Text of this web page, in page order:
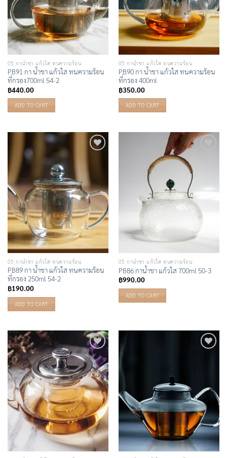
05 กาน้ำชา แก้วใส ทนความร้อน
PB91 กา น้ำชา แก้วใส ทนความร้อน
ที่กรอง700ml 54-2
฿440.00
ADD TO CART
05 กาน้ำชา แก้วใส ทนความร้อน
PB90 กา น้ำชา แก้วใส ทนความร้อน
ที่กรอง 400ml
฿350.00
ADD TO CART
05 กาน้ำชา แก้วใส ทนความร้อน
PB89 กา น้ำชา แก้วใส ทนความร้อน
ที่กรอง 250ml 54-2
฿190.00
ADD TO CART
05 กาน้ำชา แก้วใส ทนความร้อน
PB86 กาน้ำชา แก้วใส 700ml 50-3
฿990.00
ADD TO CART
Add to
Wishlist